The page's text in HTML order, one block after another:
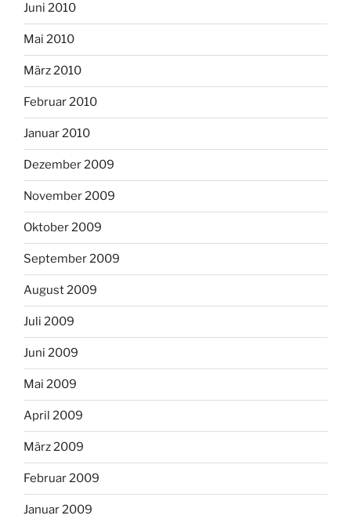
Juni 2010
Mai 2010
März 2010
Februar 2010
Januar 2010
Dezember 2009
November 2009
Oktober 2009
September 2009
August 2009
Juli 2009
Juni 2009
Mai 2009
April 2009
März 2009
Februar 2009
Januar 2009